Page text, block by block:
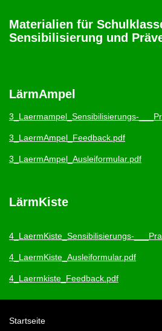
Materialien für
Sensibilisierung und
LärmAmpel
3_Laermampel_Sensibilisierungs-
3_LaermAmpel_Feedback.pdf
3_LaermAmpel_Ausleiformular.pdf
LärmKiste
4_LaermKiste_Sensibilisierungs-
4_LaermKiste_Ausleiformular.pdf
4_Laermkiste_Feedback.pdf
Startseite